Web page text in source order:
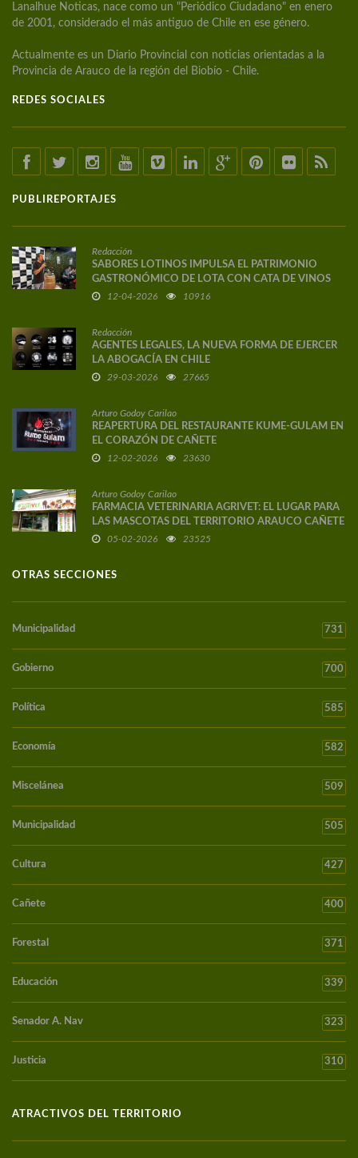
Lanalhue Noticas, nace como un "Periódico Ciudadano" en enero
de 2001, considerado el más antiguo de Chile en ese género.
Actualmente es un Diario Provincial con noticias orientadas a la
Provincia de Arauco de la región del Biobío - Chile.
REDES SOCIALES
PUBLIREPORTAJES
Redacción
SABORES LOTINOS IMPULSA EL PATRIMONIO
GASTRONÓMICO DE LOTA CON CATA DE VINOS
DE AUTOR
12-04-2026 10916
Redacción
AGENTES LEGALES, LA NUEVA FORMA DE EJERCER
LA ABOGACÍA EN CHILE
29-03-2026 27665
Arturo Godoy Carilao
REAPERTURA DEL RESTAURANTE KUME-GULAM EN
EL CORAZÓN DE CAÑETE
12-02-2026 23630
Arturo Godoy Carilao
FARMACIA VETERINARIA AGRIVET: EL LUGAR PARA
LAS MASCOTAS DEL TERRITORIO ARAUCO CAÑETE
05-02-2026 23525
OTRAS SECCIONES
Municipalidad 731
Gobierno 700
Política 585
Economía 582
Miscelánea 509
Municipalidad 505
Cultura 427
Cañete 400
Forestal 371
Educación 339
Senador A. Nav 323
Justicia 310
ATRACTIVOS DEL TERRITORIO